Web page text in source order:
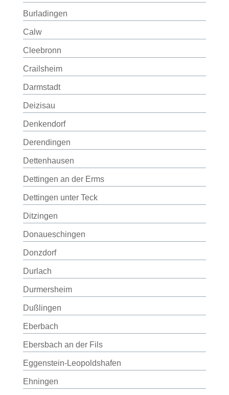
Burladingen
Calw
Cleebronn
Crailsheim
Darmstadt
Deizisau
Denkendorf
Derendingen
Dettenhausen
Dettingen an der Erms
Dettingen unter Teck
Ditzingen
Donaueschingen
Donzdorf
Durlach
Durmersheim
Dußlingen
Eberbach
Ebersbach an der Fils
Eggenstein-Leopoldshafen
Ehningen